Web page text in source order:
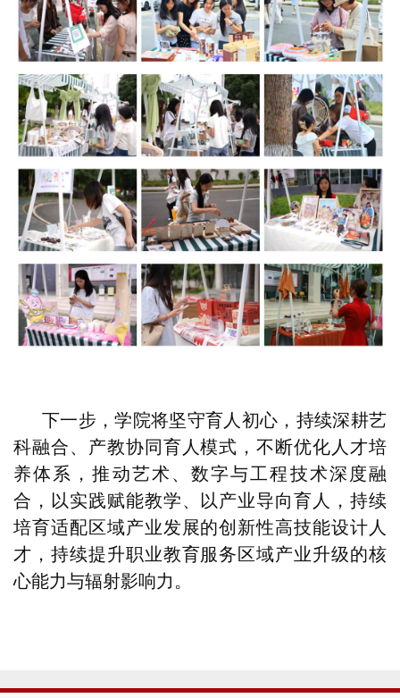
下一步，学院将坚守育人初心，持续深耕艺
科融合、产教协同育人模式，不断优化人才培
养体系，推动艺术、数字与工程技术深度融
合，以实践赋能教学、以产业导向育人，持续
培育适配区域产业发展的创新性高技能设计人
才，持续提升职业教育服务区域产业升级的核
心能力与辐射影响力。